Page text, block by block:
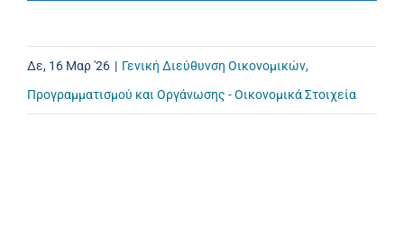
Δε, 16 Μαρ '26 | Γενική Διεύθυνση Οικονομικών,
Προγραμματισμού και Οργάνωσης - Οικονομικά Στοιχεία